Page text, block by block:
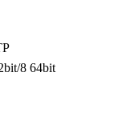
8 64bit